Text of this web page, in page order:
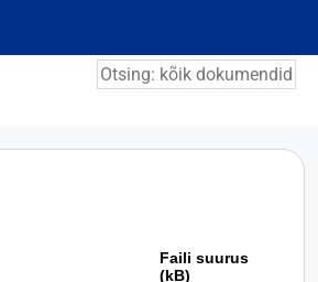
Faili suurus
(kB)